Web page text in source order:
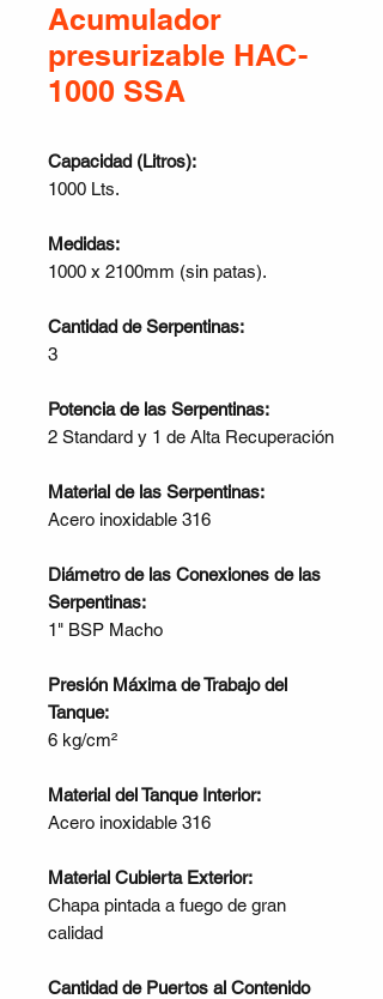
Acumulador
presurizable HAC-
1000 SSA
Capacidad (Litros):
1000 Lts.
Medidas:
1000 x 2100mm (sin patas).
Cantidad de Serpentinas:
3
Potencia de las Serpentinas:
2 Standard y 1 de Alta Recuperación
Material de las Serpentinas:
Acero inoxidable 316
Diámetro de las Conexiones de las
Serpentinas:
1" BSP Macho
Presión Máxima de Trabajo del
Tanque:
6 kg/cm²
Material del Tanque Interior:
Acero inoxidable 316
Material Cubierta Exterior:
Chapa pintada a fuego de gran
calidad
Cantidad de Puertos al Contenido